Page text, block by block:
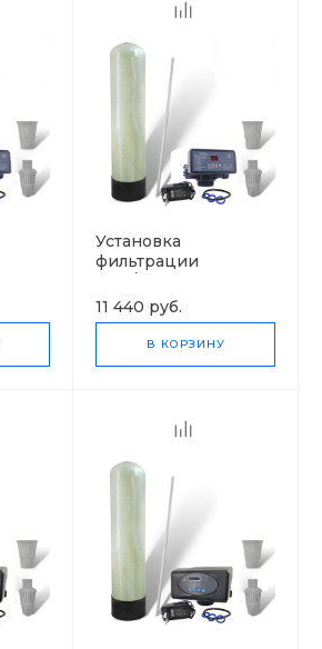
Установка
фильтрации
11 440 руб.
В КОРЗИНУ